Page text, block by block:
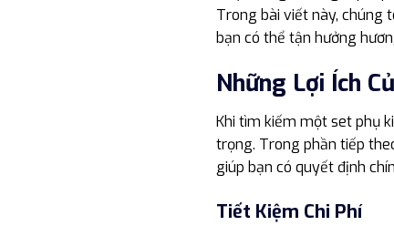
Trong bài viết này, chúng
bạn có thể tận hưởng
Những Lợi Ích
Khi tìm kiếm một set phụ
trọng. Trong phần tiếp
giúp bạn có quyết định
Tiết Kiệm Chi Phí